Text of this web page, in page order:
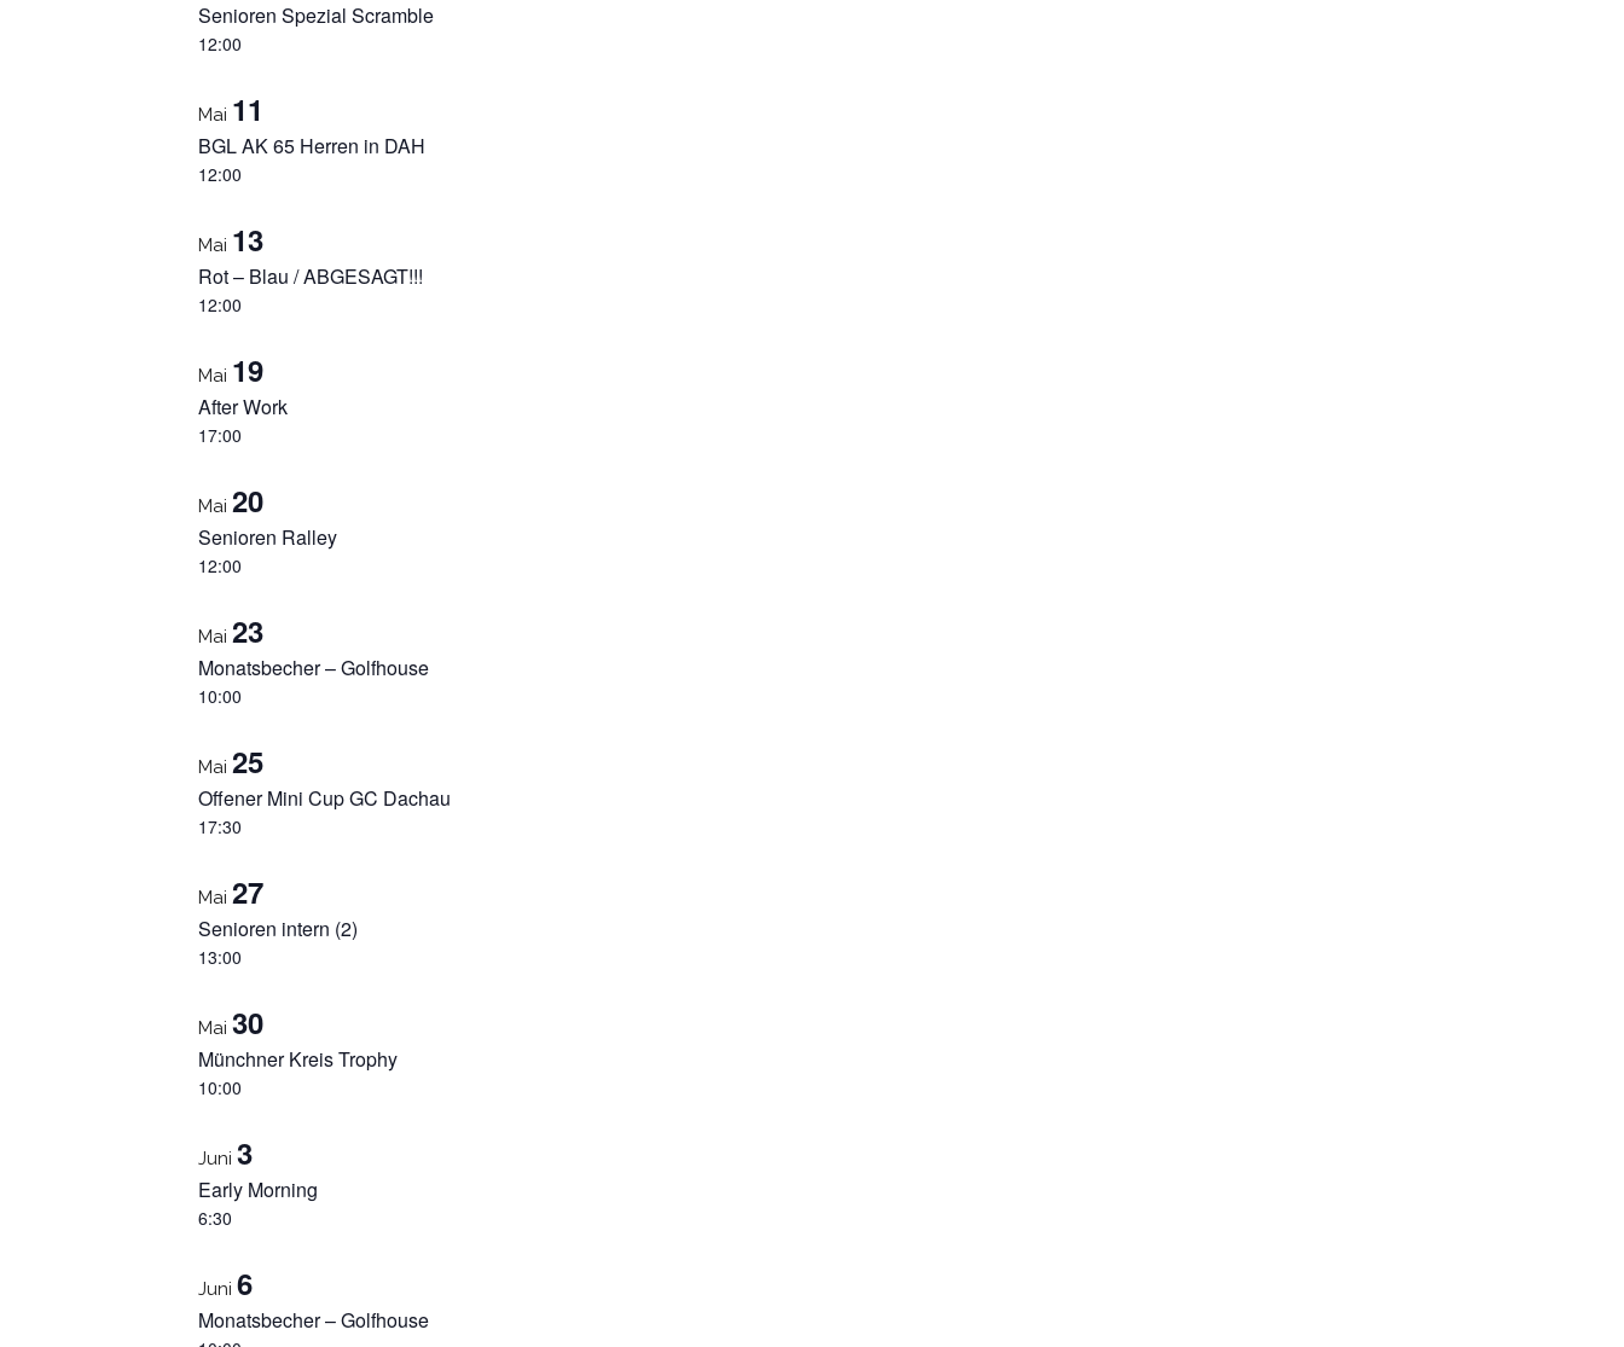
Senioren Spezial Scramble
12:00
Mai 11
BGL AK 65 Herren in DAH
12:00
Mai 13
Rot – Blau / ABGESAGT!!!
12:00
Mai 19
After Work
17:00
Mai 20
Senioren Ralley
12:00
Mai 23
Monatsbecher – Golfhouse
10:00
Mai 25
Offener Mini Cup GC Dachau
17:30
Mai 27
Senioren intern (2)
13:00
Mai 30
Münchner Kreis Trophy
10:00
Juni 3
Early Morning
6:30
Juni 6
Monatsbecher – Golfhouse